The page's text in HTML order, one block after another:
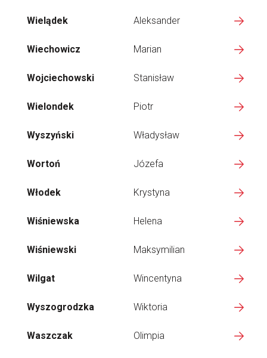
Wielądek Aleksander
Wiechowicz Marian
Wojciechowski Stanisław
Wielondek Piotr
Wyszyński Władysław
Wortoń Józefa
Włodek Krystyna
Wiśniewska Helena
Wiśniewski Maksymilian
Wilgat Wincentyna
Wyszogrodzka Wiktoria
Waszczak Olimpia